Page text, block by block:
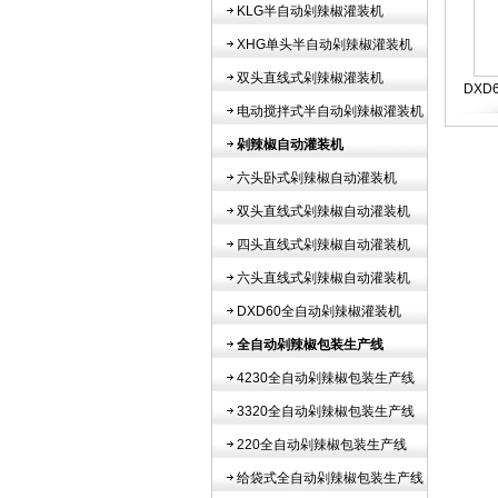
KLG半自动剁辣椒灌装机
XHG单头半自动剁辣椒灌装机
双头直线式剁辣椒灌装机
电动搅拌式半自动剁辣椒灌装机
剁辣椒自动灌装机
六头卧式剁辣椒自动灌装机
双头直线式剁辣椒自动灌装机
四头直线式剁辣椒自动灌装机
六头直线式剁辣椒自动灌装机
DXD60全自动剁辣椒灌装机
全自动剁辣椒包装生产线
4230全自动剁辣椒包装生产线
3320全自动剁辣椒包装生产线
220全自动剁辣椒包装生产线
给袋式全自动剁辣椒包装生产线